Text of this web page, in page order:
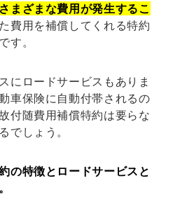
まざまな費用が発生するこ
費用を補償してくれる特約
す。
にロードサービスもありま
車保険に自動付帯されるの
付随費用補償特約は要らな
でしょう。
の特徴とロードサービスと